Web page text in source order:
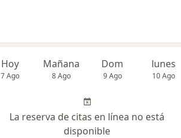
Hoy
7 Ago
Mañana
8 Ago
Dom
9 Ago
lunes
10 Ago
La reserva de citas en línea no está
disponible